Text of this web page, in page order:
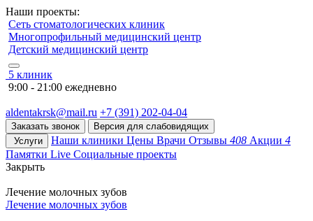
Наши проекты:
Сеть стоматологических клиник
Многопрофильный медицинский центр
Детский медицинский центр
5 клиник
9:00 - 21:00 ежедневно
aldentakrsk@mail.ru +7 (391) 202-04-04
Заказать звонок
Версия для слабовидящих
Услуги
Наши клиники Цены Врачи Отзывы 408 Акции 4
Памятки Live Социальные проекты
Закрыть
Лечение молочных зубов
Лечение молочных зубов